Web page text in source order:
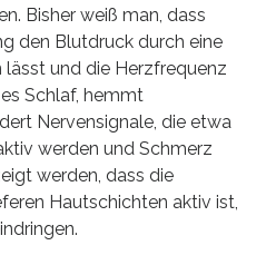
Bisher weiß man, dass
den Blutdruck durch eine
und die Herzfrequenz
Schlaf, hemmt
Nervensignale, die etwa
werden und Schmerz
werden, dass die
Hautschichten aktiv ist,